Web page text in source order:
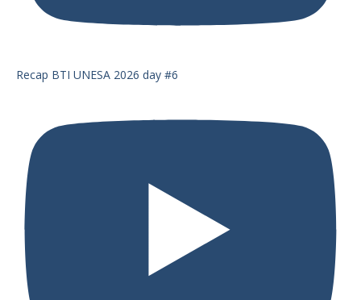
Recap BTI UNESA 2026 day #6